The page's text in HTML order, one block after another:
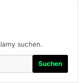
suchen.
Suchen